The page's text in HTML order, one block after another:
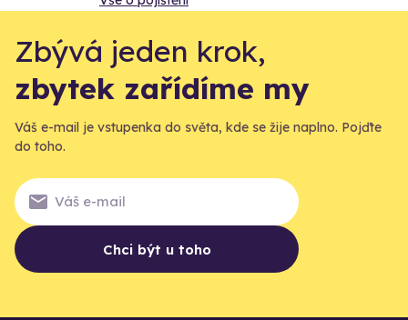
Zbývá jeden krok,
zbytek zařídíme my
Váš e-mail je vstupenka do světa, kde se žije naplno. Pojďte
do toho.
Chci být u toho